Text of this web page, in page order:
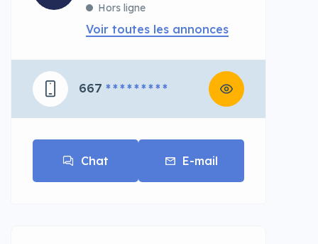
Hors ligne
Voir toutes les annonces
667 * * * * * * * * *
Chat E-mail